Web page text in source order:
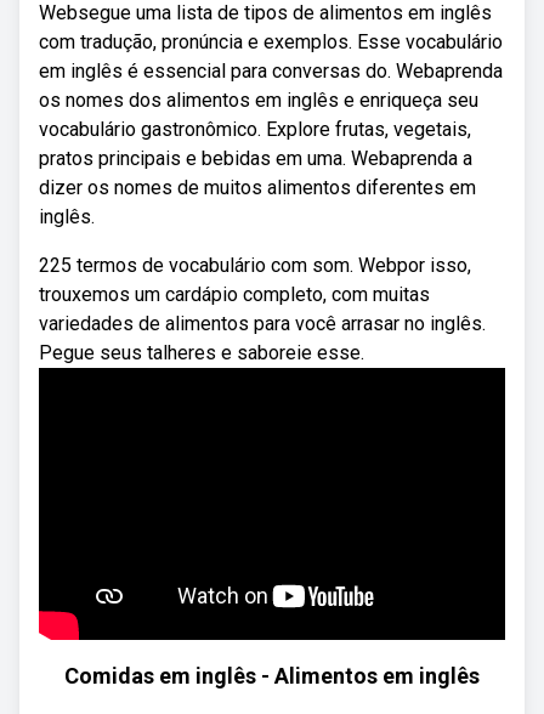
Websegue uma lista de tipos de alimentos em inglês
com tradução, pronúncia e exemplos. Esse vocabulário
em inglês é essencial para conversas do. Webaprenda
os nomes dos alimentos em inglês e enriqueça seu
vocabulário gastronômico. Explore frutas, vegetais,
pratos principais e bebidas em uma. Webaprenda a
dizer os nomes de muitos alimentos diferentes em
inglês.
225 termos de vocabulário com som. Webpor isso,
trouxemos um cardápio completo, com muitas
variedades de alimentos para você arrasar no inglês.
Pegue seus talheres e saboreie esse.
Comidas em inglês - Alimentos em inglês